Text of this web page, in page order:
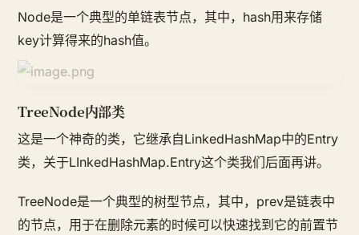
Node是一个典型的单链表节点，其中，hash用来存储
key计算得来的hash值。
TreeNode内部类
这是一个神奇的类，它继承自LinkedHashMap中的Entry
类，关于LInkedHashMap.Entry这个类我们后面再讲。
TreeNode是一个典型的树型节点，其中，prev是链表中
的节点，用于在删除元素的时候可以快速找到它的前置节